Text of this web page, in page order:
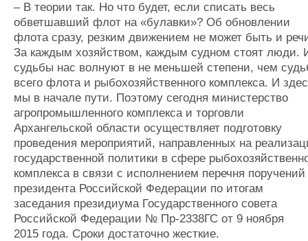
– В теории так. Но что будет, если списать весь
обветшавший флот на «булавки»? Об обновлении
флота сразу, резким движением не может быть и
За каждым хозяйством, каждым судном стоят люди.
судьбы нас волнуют в не меньшей степени, чем
всего флота и рыбохозяйственного комплекса. И
мы в начале пути. Поэтому сегодня министерство
агропромышленного комплекса и торговли
Архангельской области осуществляет подготовку
проведения мероприятий, направленных на
государственной политики в сфере
комплекса в связи с исполнением перечня поручений
президента Российской Федерации по итогам
заседания президиума Государственного совета
Российской Федерации № Пр-2338ГС от 9 ноября
2015 года. Сроки достаточно жесткие.